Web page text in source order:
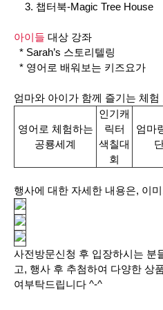
3. 챕터북-Magic Tree House
아이들 대상 강좌
* Sarah’s 스토리텔링
* 영어로 배워보는 키즈요가
엄마와 아이가 함께 즐기는 체험
영어로 체험하는
공룡세계
인기캐
릭터
색칠대
회
엄마
행사에 대한 자세한 내용은, 이
사전방문신청 후 입장하시는 분
고, 행사 후 추첨하여 다양한 상
여부탁드립니다 ^-^